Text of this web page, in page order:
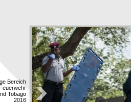
Bereich
Tobago
2016